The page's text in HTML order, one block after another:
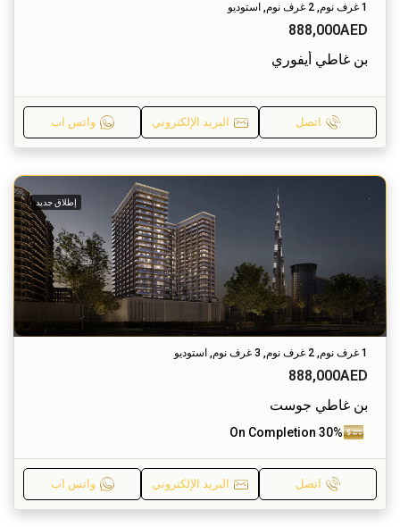
1 غرف نوم, 2 غرف نوم, استوديو
888,000AED
بن غاطي أيفوري
اتصل البريد الإلكتروني واتس اب
إطلاق جديد
1 غرف نوم, 2 غرف نوم, 3 غرف نوم, استوديو
888,000AED
بن غاطي جوست
30% On Completion
اتصل البريد الإلكتروني واتس اب